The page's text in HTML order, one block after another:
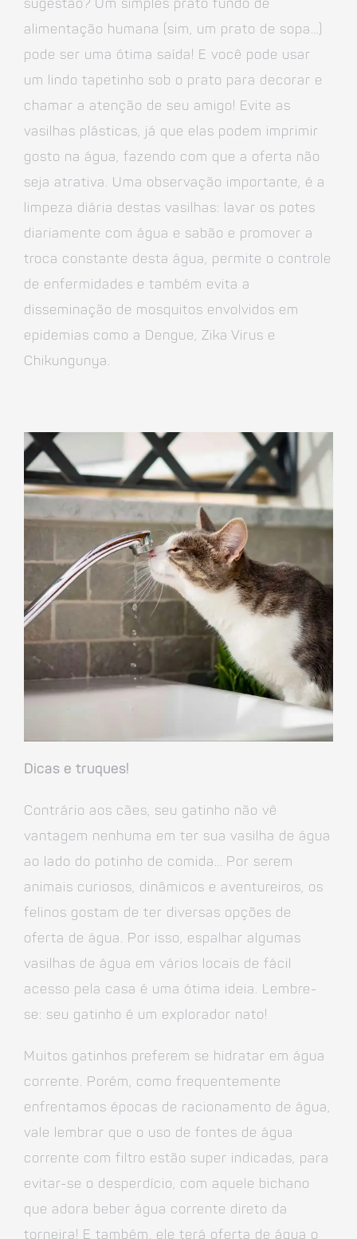
sugestão? Um simples prato fundo de
alimentação humana (sim, um prato de sopa…)
pode ser uma ótima saída! E você pode usar
um lindo tapetinho sob o prato para decorar e
chamar a atenção de seu amigo! Evite as
vasilhas plásticas, já que elas podem imprimir
gosto na água, fazendo com que a oferta não
seja atrativa. Uma observação importante, é a
limpeza diária destas vasilhas: lavar os potes
diariamente com água e sabão e promover a
troca constante desta água, permite o controle
de enfermidades e também evita a
disseminação de mosquitos envolvidos em
epidemias como a Dengue, Zika Virus e
Chikungunya.
Dicas e truques!
Contrário aos cães, seu gatinho não vê
vantagem nenhuma em ter sua vasilha de água
ao lado do potinho de comida… Por serem
animais curiosos, dinâmicos e aventureiros, os
felinos gostam de ter diversas opções de
oferta de água. Por isso, espalhar algumas
vasilhas de água em vários locais de fácil
acesso pela casa é uma ótima ideia. Lembre-
se: seu gatinho é um explorador nato!
Muitos gatinhos preferem se hidratar em água
corrente. Porém, como frequentemente
enfrentamos épocas de racionamento de água,
vale lembrar que o uso de fontes de água
corrente com filtro estão super indicadas, para
evitar-se o desperdício, com aquele bichano
que adora beber água corrente direto da
torneira! E também, ele terá oferta de água o